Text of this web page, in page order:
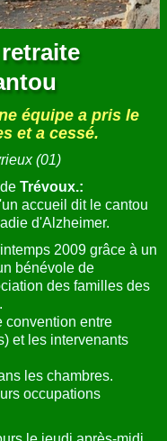
équipe a pris le
et a cessé.
(01)
Trévoux.:
accueil dit le cantou
d'Alzheimer.
2009 grâce à un
bénévole de
des familles des
.
convention entre
et les intervenants
les chambres.
occupations